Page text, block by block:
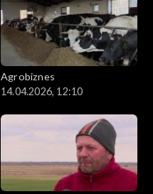
Agrobiznes
14.04.2026, 12:10